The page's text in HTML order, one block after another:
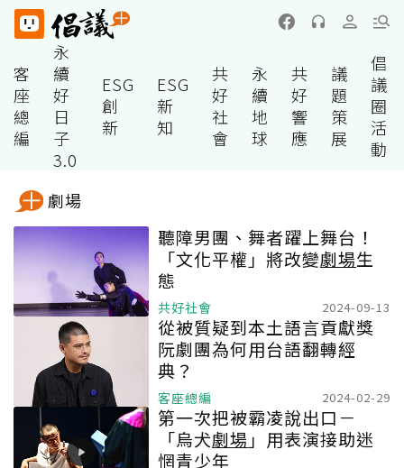
客
座
總
編
永
續
好
日
子
3.0
ESG
創
新
ESG
新
知
共
好
社
會
永
續
地
球
共
好
響
應
議
題
策
展
倡
議
圈
活
動
劇場
聽障男團、舞者躍上舞台！
「文化平權」將改變劇場生
態
共好社會 2024-09-13
從被質疑到本土語言貢獻獎
阮劇團為何用台語翻轉經
典？
客座總編 2024-02-29
第一次把被霸凌說出口－
「烏犬劇場 」用表演接助迷
惘青少年